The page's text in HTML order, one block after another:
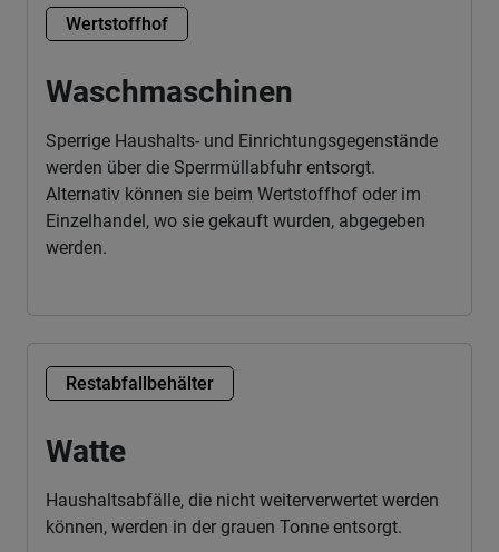
Wertstoffhof
Waschmaschinen
Sperrige Haushalts- und Einrichtungsgegenstände
werden über die Sperrmüllabfuhr entsorgt.
Alternativ können sie beim Wertstoffhof oder im
Einzelhandel, wo sie gekauft wurden, abgegeben
werden.
Restabfallbehälter
Watte
Haushaltsabfälle, die nicht weiterverwertet werden
können, werden in der grauen Tonne entsorgt.